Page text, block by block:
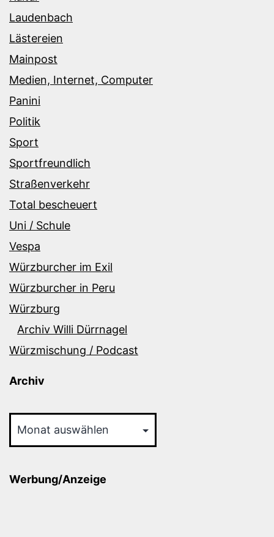
Laudenbach
Lästereien
Mainpost
Medien, Internet, Computer
Panini
Politik
Sport
Sportfreundlich
Straßenverkehr
Total bescheuert
Uni / Schule
Vespa
Würzburcher im Exil
Würzburcher in Peru
Würzburg
Archiv Willi Dürrnagel
Würzmischung / Podcast
Archiv
Werbung/Anzeige